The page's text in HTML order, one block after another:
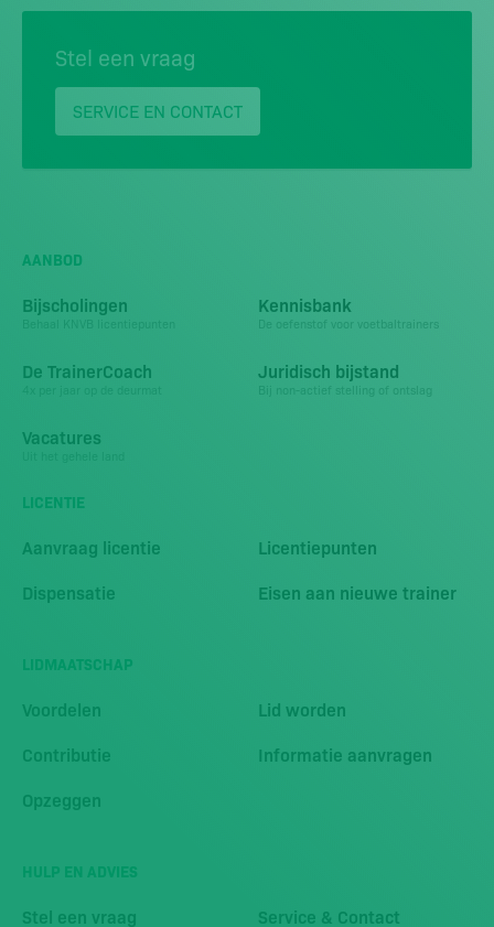
Stel een vraag
SERVICE EN CONTACT
AANBOD
Bijscholingen Kennisbank
De oefenstof voor voetbaltrainers
De TrainerCoach Juridisch bijstand
Bij non-actief stelling of ontslag
Vacatures
LICENTIE
Aanvraag licentie
Licentiepunten
Dispensatie
Eisen aan nieuwe trainer
LIDMAATSCHAP
Voordelen
Lid worden
Contributie
Informatie aanvragen
Opzeggen
HULP EN ADVIES
Stel een vraag Service & Contact